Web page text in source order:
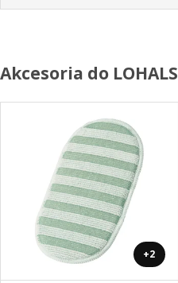
Akcesoria do LOHALS
+2